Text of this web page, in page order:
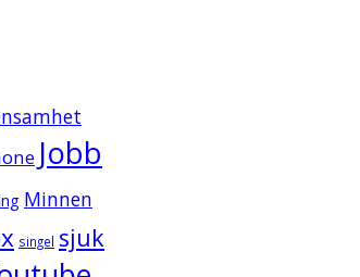
Jobb
Minnen
singel sjuk